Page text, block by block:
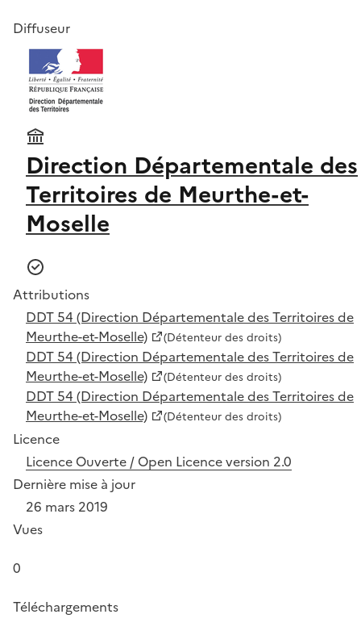
Diffuseur
Direction Départementale des
Territoires de Meurthe-et-
Moselle
Attributions
DDT 54 (Direction Départementale des Territoires de
Meurthe-et-Moselle)
(Détenteur des droits)
DDT 54 (Direction Départementale des Territoires de
Meurthe-et-Moselle)
(Détenteur des droits)
DDT 54 (Direction Départementale des Territoires de
Meurthe-et-Moselle)
(Détenteur des droits)
Licence
Licence Ouverte / Open Licence version 2.0
Dernière mise à jour
26 mars 2019
Vues
0
Téléchargements